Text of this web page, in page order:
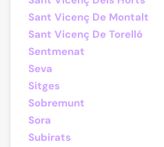
Sant Vicenç De Montalt
Sant Vicenç De Torelló
Sentmenat
Seva
Sitges
Sobremunt
Sora
Subirats